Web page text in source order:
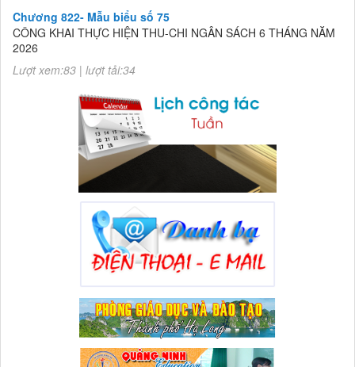
Chương 822- Mẫu biểu số 75
CÔNG KHAI THỰC HIỆN THU-CHI NGÂN SÁCH 6 THÁNG NĂM
2026
Lượt xem:83 | lượt tải:34
Chương 822- Mẫu biểu số 75
CÔNG KHAI THỰC HIỆN THU-CHI NGÂN SÁCH 6 THÁNG NĂM
Lượt xem:83 | lượt tải:34